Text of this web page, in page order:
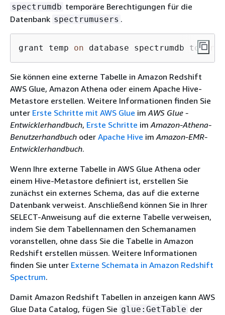
spectrumdb temporäre Berechtigungen für die
Datenbank spectrumusers .
grant temp on database spectrumdb to
Sie können eine externe Tabelle in Amazon Redshift
AWS Glue, Amazon Athena oder einem Apache Hive-
Metastore erstellen. Weitere Informationen finden Sie
unter Erste Schritte mit AWS Glue imAWS Glue -
Entwicklerhandbuch, Erste Schritte imAmazon-Athena-
Benutzerhandbuch oder Apache Hive imAmazon-EMR-
Entwicklerhandbuch.
Wenn Ihre externe Tabelle in AWS Glue Athena oder
einem Hive-Metastore definiert ist, erstellen Sie
zunächst ein externes Schema, das auf die externe
Datenbank verweist. Anschließend können Sie in Ihrer
SELECT-Anweisung auf die externe Tabelle verweisen,
indem Sie dem Tabellennamen den Schemanamen
voranstellen, ohne dass Sie die Tabelle in Amazon
Redshift erstellen müssen. Weitere Informationen
finden Sie unter Externe Schemata in Amazon Redshift
Spectrum.
Damit Amazon Redshift Tabellen in anzeigen kann AWS
Glue Data Catalog, fügen Sie glue:GetTable der